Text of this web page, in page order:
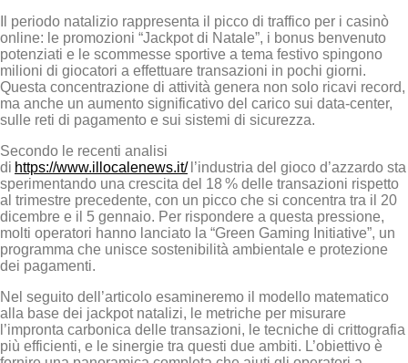
Il periodo natalizio rappresenta il picco di traffico per i casinò
online: le promozioni “Jackpot di Natale”, i bonus benvenuto
potenziati e le scommesse sportive a tema festivo spingono
milioni di giocatori a effettuare transazioni in pochi giorni.
Questa concentrazione di attività genera non solo ricavi record,
ma anche un aumento significativo del carico sui data‑center,
sulle reti di pagamento e sui sistemi di sicurezza.
Secondo le recenti analisi
di https://www.illocalenews.it/l’industria del gioco d’azzardo sta
sperimentando una crescita del 18 % delle transazioni rispetto
al trimestre precedente, con un picco che si concentra tra il 20
dicembre e il 5 gennaio. Per rispondere a questa pressione,
molti operatori hanno lanciato la “Green Gaming Initiative”, un
programma che unisce sostenibilità ambientale e protezione
dei pagamenti.
Nel seguito dell’articolo esamineremo il modello matematico
alla base dei jackpot natalizi, le metriche per misurare
l’impronta carbonica delle transazioni, le tecniche di crittografia
più efficienti, e le sinergie tra questi due ambiti. L’obiettivo è